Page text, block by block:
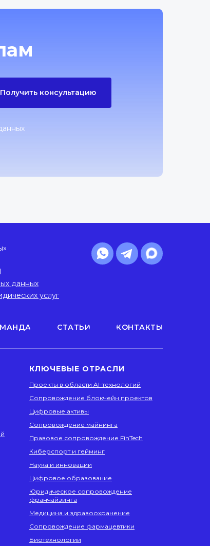
Получить консультацию
СТАТЬИ КОНТАКТЫ
данных
услуг
КЛЮЧЕВЫЕ ОТРАСЛИ
Проекты в области AI-технологий
Сопровождение блокчейн проектов
Цифровые активы
Сопровождение майнинга
Правовое сопровождение FinTech
Киберспорт и гейминг
Наука и инновации
Цифровое образование
Юридическое сопровождение
франчайзинга
Медицина и здравоохранение
Сопровождение фармацевтики
Биотехнологии